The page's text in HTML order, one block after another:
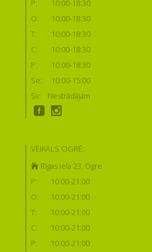
P:
10:00-18:30
O:
10:00-18:30
T:
10:00-18:30
C:
10:00-18:30
P:
10:00-18:30
Se:
10:00-15:00
Sv:
Nestrādājam
VEIKALS OGRĒ:
Rīgas iela 23, Ogre
P:
10:00-21:00
O:
10:00-21:00
T:
10:00-21:00
C:
10:00-21:00
P:
10:00-21:00